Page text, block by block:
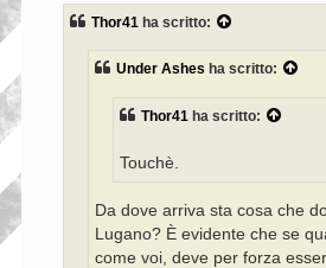
Thor41 ha scritto:
Under Ashes ha scritto:
Thor41 ha scritto:
Touchè.
Da dove arriva sta cosa che
Lugano? È evidente che se
come voi, deve per forza